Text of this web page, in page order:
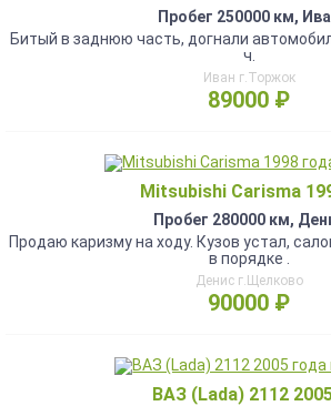
Пробег 250000 км,
Битый в заднюю часть, догнали
ч.
Иван г.Торжок
89000 ₽
Mitsubishi Carisma
Пробег 280000 км,
Продаю каризму на ходу. Кузов устал,
в порядке .
Денис г.Щелково
90000 ₽
ВАЗ (Lada) 2112